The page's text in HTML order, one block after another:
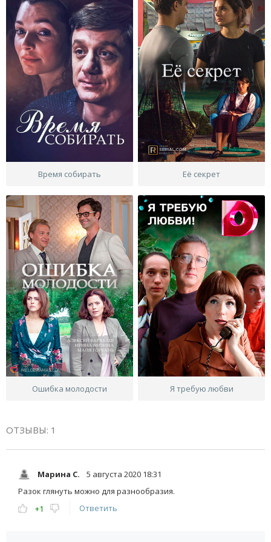
Время собирать Её секрет
Ошибка молодости Я требую любви
ОТЗЫВЫ: 1
Марина С.
5 августа 2020 18:31
Разок глянуть можно для разнообразия.
+1
Ответить